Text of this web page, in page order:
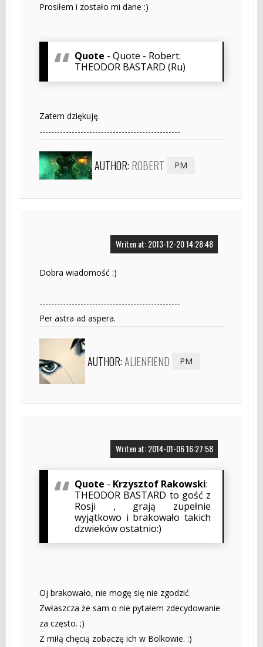
Prosiłem i zostało mi dane :)
Quote - Quote - Robert:
THEODOR BASTARD (Ru)
Zatem dziękuję.
------------------------------------------------
AUTHOR: ROBERT PM
Writen at: 2013-12-20 14:28:48
Dobra wiadomość :)
------------------------------------------------
Per astra ad aspera.
AUTHOR:ALIENFIEND PM
Writen at: 2014-01-06 16:27:58
Quote - Krzysztof Rakowski:
THEODOR BASTARD to gość z
Rosji , grają zupełnie
wyjątkowo i brakowało takich
dzwieków ostatnio:)
Oj brakowało, nie mogę się nie zgodzić.
Zwłaszcza że sam o nie pytałem zdecydowanie
za często. ;)
Z miłą chęcią zobaczę ich w Bolkowie. :)